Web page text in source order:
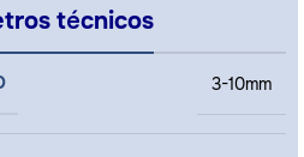
técnicos
3-10mm